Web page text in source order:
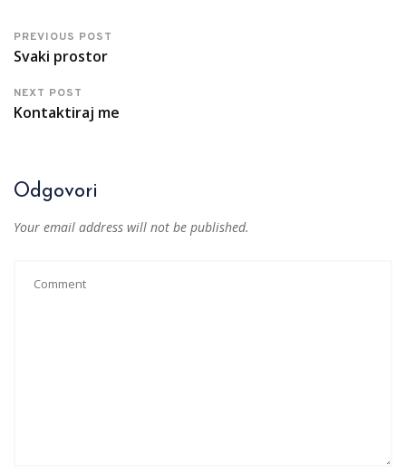
PREVIOUS POST
Svaki prostor
NEXT POST
Kontaktiraj me
Odgovori
Your email address will not be published.